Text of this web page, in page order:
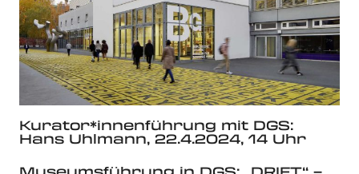
Kurator*innenführung mit DGS:
Hans Uhlmann, 22.4.2024, 14 Uhr